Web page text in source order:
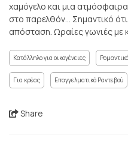
χαμόγελο και μια
στο παρελθόν... Σημαντικό
απόσταση. Ωραίες γωνιές με
Κατάλληλο για οικογένειες
Για κρέας Επαγγελματικό Ραντεβού
Share